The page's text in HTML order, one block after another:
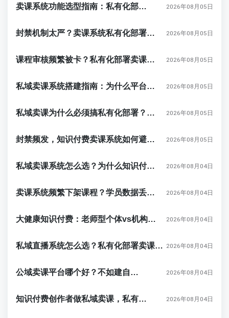
卖课系统功能选型指南：私有化部署必须确认的10个核心功能 2026年08月05日
封禁机制太严？卖课系统私有化部署如何避免知识付费账号被误伤？ 2026年08月05日
课程审核频繁被卡？私有化部署卖课系统才是知识付费团队的长期解法 2026年08月05日
私域卖课系统搭建指南：为什么平台流量不如私有化部署的直播阵地？ 2026年08月05日
私域卖课为什么必须搞私有化部署？个人老师搭建独立卖课系统的真实理由 2026年08月05日
封禁频发，知识付费卖课系统如何避开平台红线？私有化部署是解药吗？ 2026年08月05日
私域卖课系统怎么选？为什么知识付费团队需要私有化部署的卖课系统 2026年08月04日
卖课系统频繁下架课程？学员数据丢失？试试私有化部署知识付费平台 2026年08月04日
大健康知识付费：老师型个体vs机构型账号，私域运营和卖课系统选型避坑指南 2026年08月04日
私域直播系统怎么选？私有化部署卖课系统解决大健康、国学中医行业限流封号难题 2026年08月04日
公域卖课平台哪个好？不如建自己的私域直播卖课系统 2026年08月04日
知识付费创作者做私域卖课，私有化部署卖课系统是必选项 2026年08月04日